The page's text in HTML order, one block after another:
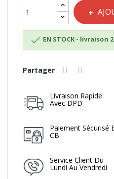
 EN STOCK - livraison
Partager
Livraison Rapide
Avec DPD
Paiement Sécurisé
CB
Service Client Du
Lundi Au Vendredi